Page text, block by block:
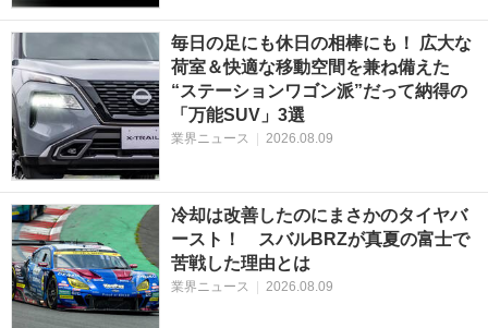
毎日の足にも休日の相棒にも！ 広大な
荷室＆快適な移動空間を兼ね備えた
“ステーションワゴン派”だって納得の
「万能SUV」3選
業界ニュース | 2026.08.09
冷却は改善したのにまさかのタイヤバ
ースト！ スバルBRZが真夏の富士で
苦戦した理由とは
業界ニュース | 2026.08.09